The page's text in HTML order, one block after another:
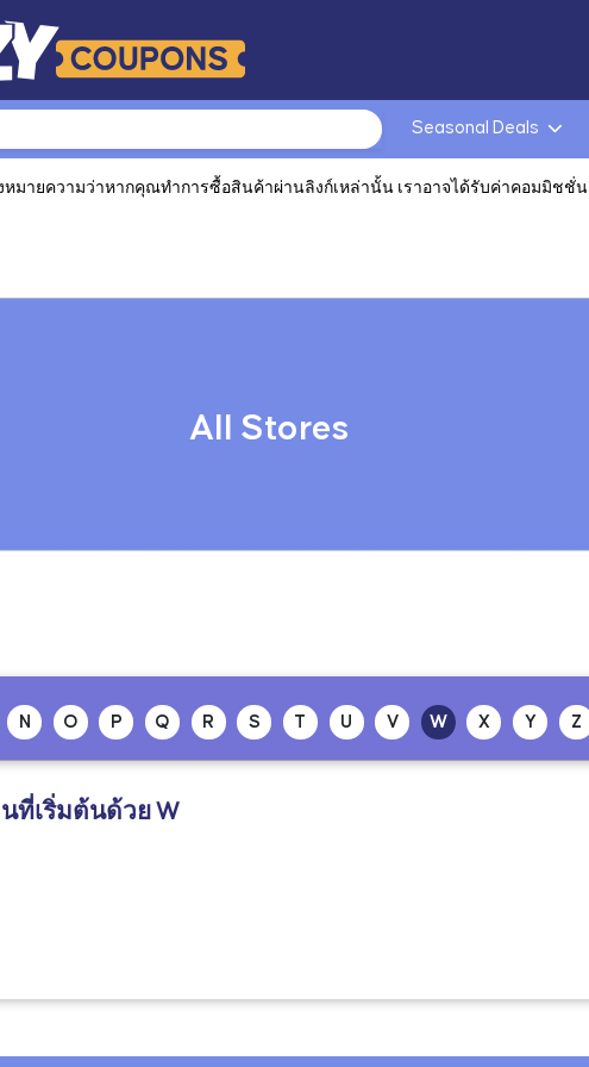
Seasonal Deals
มายความว่าหากคุณทำการซื้อสินค้าผ่านลิงก์เหล่านั้น เราอาจได้รับค่าคอมมิชชั่น
All Stores
N O P Q R S T U V W X Y Z
นที่เริ่มต้นด้วย W